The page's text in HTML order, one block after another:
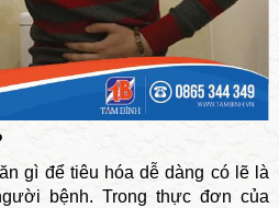
gì để tiêu hóa dễ dàng có lẽ là
bệnh. Trong thực đơn của